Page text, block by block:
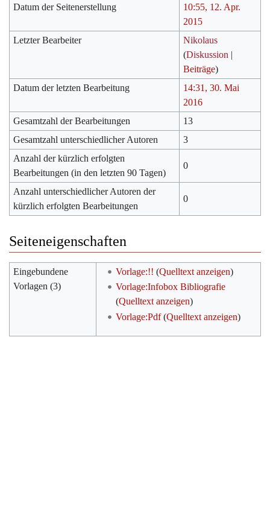
Datum der Seitenerstellung
10:55, 12. Apr.
2015
Letzter Bearbeiter
Nikolaus
(Diskussion |
Beiträge)
Datum der letzten Bearbeitung
14:31, 30. Mai
2016
Gesamtzahl der Bearbeitungen
13
Gesamtzahl unterschiedlicher Autoren
3
Anzahl der kürzlich erfolgten
Bearbeitungen (in den letzten 90 Tagen)
0
Anzahl unterschiedlicher Autoren der
kürzlich erfolgten Bearbeitungen
0
Seiteneigenschaften
Eingebundene
Vorlagen (3)
Vorlage:!! (Quelltext anzeigen)
Vorlage:Infobox Bibliografie
(Quelltext anzeigen)
Vorlage:Pdf(Quelltext anzeigen)